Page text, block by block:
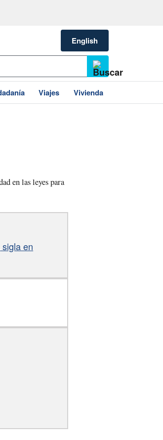
English
Viajes Vivienda
en las leyes para
en